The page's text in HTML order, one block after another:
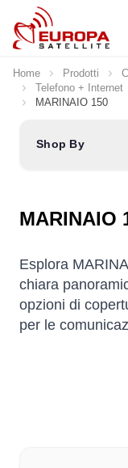
Skip to Content
Home Prodotti
Telefono + Internet
MARINAIO 150
Shop By
MARINAIO
Esplora
chiara
opzioni di
per le